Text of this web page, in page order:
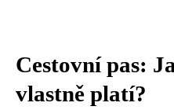
Cestovní pas:
vlastně platí?